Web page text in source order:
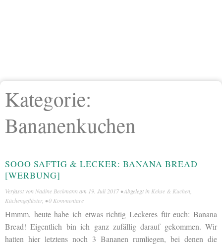
Kategorie:
Bananenkuchen
SOOO SAFTIG & LECKER: BANANA BREAD
[WERBUNG]
Verfasst von Nadine Beckmann am 19. Juli 2017 • Abgelegt in Kekse & Kuchen
Küchengeflüster, •0 Kommentare
Hmmm, heute habe ich etwas richtig Leckeres für euch: Banana
Bread! Eigentlich bin ich ganz zufällig darauf gekommen. Wir
hatten hier letztens noch 3 Bananen rumliegen, bei denen die